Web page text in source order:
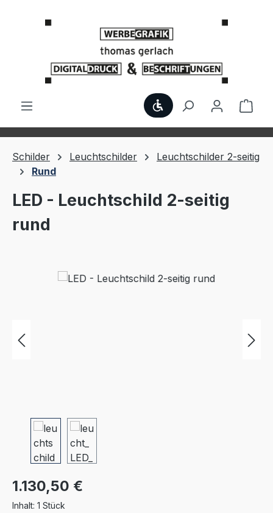
Werkzeugleiste
Schilder Leuchtschilder
Leuchtschilder 2-seitig
Rund
LED - Leuchtschild 2-seitig
rund
Bildergalerie überspringen
Regulärer Preis:
1.130,50 €
Inhalt: 1 Stück